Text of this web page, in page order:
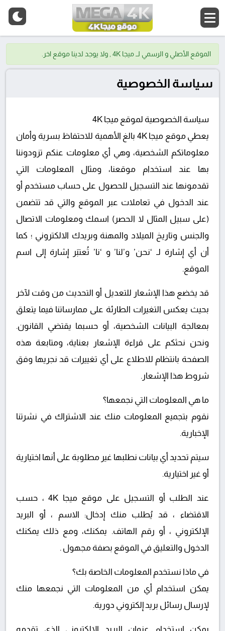
الموقع الأصلي و الرسمي لــ ميجا 4K , ولا يوجد لدينا موقع اخر.
سياسة الخصوصية
سياسة الخصوصية لموقع ميجا 4K
يعطي موقع ميجا 4K بالغ الأهمية للاحتفاظ بسرية وأمان
معلوماتكم الشخصية، وهي أي معلومات عنكم تزودوننا
بها عند استخدام موقعنا، ومثال المعلومات التي
تقدمونها عند التسجيل للحصول على حساب مستخدم أو
عند الدخول في تعاملات عبر الموقع والتي قد تتضمن
(على سبيل المثال لا الحصر) اسمك ومعلومات الاتصال
والجنس وتاريخ الميلاد والمهنة وبريدك الالكتروني ؛ كما
أن أي إشارة لـ ‘نحن’ و’لنا’ و ‘نا’ تُعتبَر إشارة إلى اسم
الموقع.
قد يخضع هذا الإشعار للتعديل أو التحديث من وقت لآخر
بحيث يعكس التغيرات الطارئة على ممارساتنا فيما يتعلق
بمعالجة البيانات الشخصية، أو حسبما يقتضي القانون.
ونحن نحثكم على قراءة الإشعار بعناية، ومتابعة هذه
الصفحة بانتظام للاطلاع على أي تغييرات قد نجريها وفق
شروط هذا الإشعار.
ما هي المعلومات التي نجمعها؟
نقوم بتجميع المعلومات منك عند الاشتراك في نشرتنا
الإخبارية.
سيتم تحديد أي بيانات نطلبها غير مطلوبة على أنها اختيارية
أو غير اختيارية.
عند الطلب أو التسجيل على موقع ميجا 4K ، حسب
الاقتضاء ، قد يُطلب منك إدخال: الاسم ، أو البريد
الإلكتروني ، أو رقم الهاتف. يمكنك، ومع ذلك يمكنك
الدخول والتعليق في الموقع بصفة مجهول .
في ماذا نستخدم المعلومات الخاصة بك؟
يمكن استخدام أي من المعلومات التي نجمعها منك
لإرسال رسائل بريد إلكتروني دورية.